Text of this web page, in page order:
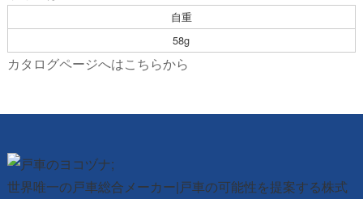
自重
58g
カタログページへはこちらから
世界唯一の戸車総合メーカー|戸車の可能性を提案する株式